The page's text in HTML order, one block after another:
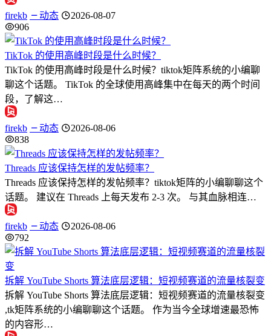
firekb 动态
2026-08-07
906
TikTok 的使用高峰时段是什么时候？
TikTok 的使用高峰时段是什么时候？tiktok矩阵系统的小编聊
聊这个话题。 TikTok 的全球使用高峰集中在每天的两个时间
段，了解这…
firekb 动态
2026-08-06
838
Threads 应该保持怎样的发帖频率？
Threads 应该保持怎样的发帖频率？tiktok矩阵的小编聊聊这个
话题。 建议在 Threads 上每天发布 2-3 次。 与其血脉相连…
firekb 动态
2026-08-06
792
拆解 YouTube Shorts 算法底层逻辑：短视频赛道的流量核裂变
拆解 YouTube Shorts 算法底层逻辑：短视频赛道的流量核裂变
,tk矩阵系统的小编聊聊这个话题。 作为当今全球增速最恐怖
的内容形…